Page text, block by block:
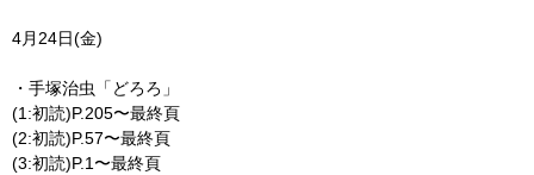
4月24日(金)
・手塚治虫「どろろ」
(1:初読)P.205〜最終頁
(2:初読)P.57〜最終頁
(3:初読)P.1〜最終頁